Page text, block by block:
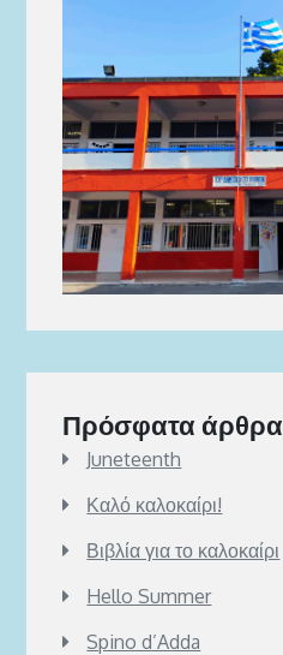
Πρόσφατα άρθρα
Juneteenth
Καλό καλοκαίρι!
Βιβλία για το καλοκαίρι
Hello Summer
Spino d’Adda